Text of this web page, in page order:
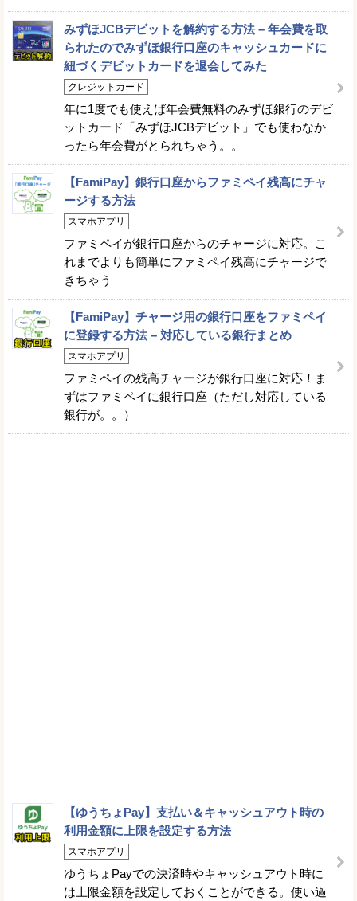
みずほJCBデビットを解約する方法 – 年会費を取
られたのでみずほ銀行口座のキャッシュカードに
紐づくデビットカードを退会してみた
クレジットカード
年に1度でも使えば年会費無料のみずほ銀行のデビ
ットカード「みずほJCBデビット」でも使わなか
ったら年会費がとられちゃう。。
【FamiPay】銀行口座からファミペイ残高にチャ
ージする方法
スマホアプリ
ファミペイが銀行口座からのチャージに対応。こ
れまでよりも簡単にファミペイ残高にチャージで
きちゃう
【FamiPay】チャージ用の銀行口座をファミペイ
に登録する方法 – 対応している銀行まとめ
スマホアプリ
ファミペイの残高チャージが銀行口座に対応！ま
ずはファミペイに銀行口座（ただし対応している
銀行が。。）
【ゆうちょPay】支払い＆キャッシュアウト時の
利用金額に上限を設定する方法
スマホアプリ
ゆうちょPayでの決済時やキャッシュアウト時に
は上限金額を設定しておくことができる。使い過